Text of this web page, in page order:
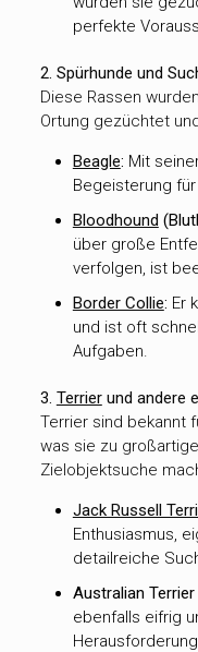
perfekte
2. Spürhunde und
Diese Rassen
Ortung gezüchtet
Beagle: Mit
Begeisterung
Bloodhound
über große
verfolgen, ist
Border Collie: Er
und ist oft
Aufgaben.
3. Terrierund andere
Terrier sind bekannt
was sie zu
Zielobjektsuche
Jack Russell
Enthusiasmus,
detailreiche
Australian Terrier
ebenfalls eifrig